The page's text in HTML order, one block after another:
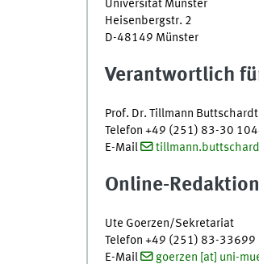
Universität Münster
Heisenbergstr. 2
D-48149 Münster
Verantwortlich
Prof. Dr. Tillmann Buttschardt
Telefon +49 (251) 83-30 104
E-Mail
Online-Redaktion
Ute Goerzen/Sekretariat
Telefon +49 (251) 83-33699
E-Mail
goerzen [at] uni-